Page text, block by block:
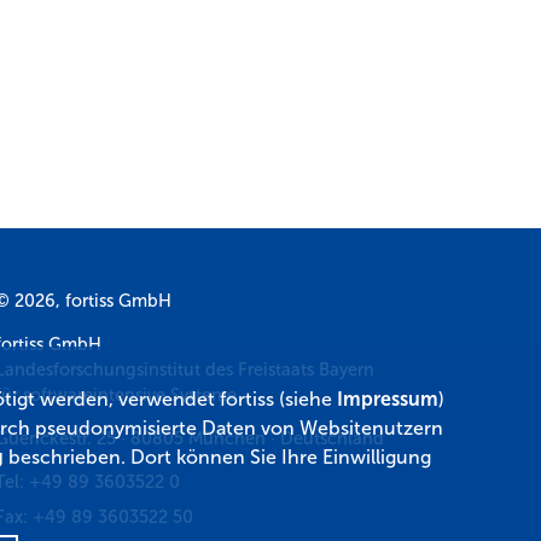
2026, fortiss GmbH
GmbH
des Freistaats Bayern
softwareintensive Systeme
25·80805 München·Deutschland
+49 89 3603522 0
+49 89 3603522 50
werden, verwendet fortiss (siehe Impressum)
pseudonymisierte Daten von Websitenutzern
beschrieben. Dort können Sie Ihre Einwilligung